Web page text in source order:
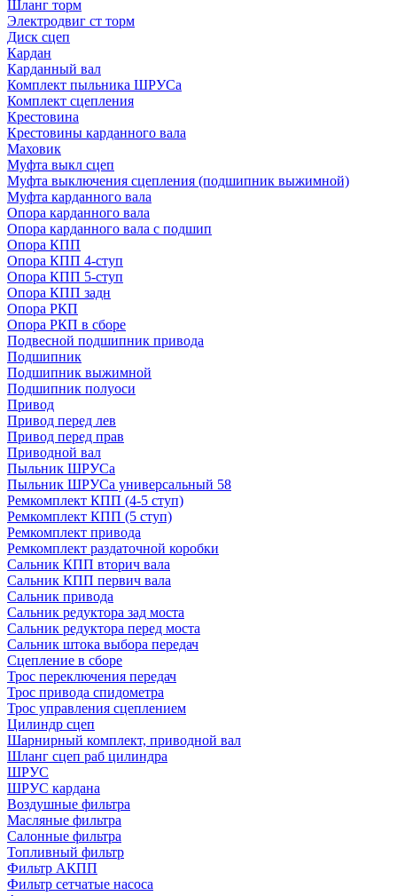
Шланг торм
Электродвиг ст торм
Диск сцеп
Кардан
Карданный вал
Комплект пыльника ШРУСа
Комплект сцепления
Крестовина
Крестовины карданного вала
Маховик
Муфта выкл сцеп
Муфта выключения сцепления (подшипник выжимной)
Муфта карданного вала
Опора карданного вала
Опора карданного вала с подшип
Опора КПП
Опора КПП 4-ступ
Опора КПП 5-ступ
Опора КПП задн
Опора РКП
Опора РКП в сборе
Подвесной подшипник привода
Подшипник
Подшипник выжимной
Подшипник полуоси
Привод
Привод перед лев
Привод перед прав
Приводной вал
Пыльник ШРУСа
Пыльник ШРУСа универсальный 58
Ремкомплект КПП (4-5 ступ)
Ремкомплект КПП (5 ступ)
Ремкомплект привода
Ремкомплект раздаточной коробки
Сальник КПП вторич вала
Сальник КПП первич вала
Сальник привода
Сальник редуктора зад моста
Сальник редуктора перед моста
Сальник штока выбора передач
Сцепление в сборе
Трос переключения передач
Трос привода спидометра
Трос управления сцеплением
Цилиндр сцеп
Шарнирный комплект, приводной вал
Шланг сцеп раб цилиндра
ШРУС
ШРУС кардана
Воздушные фильтра
Масляные фильтра
Салонные фильтра
Топливный фильтр
Фильтр АКПП
Фильтр сетчатые насоса